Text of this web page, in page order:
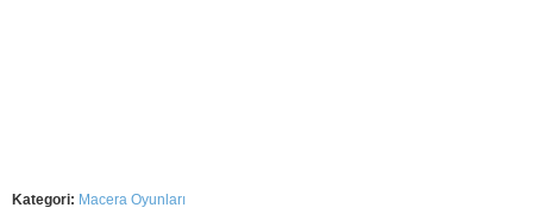
Kategori: Macera Oyunları